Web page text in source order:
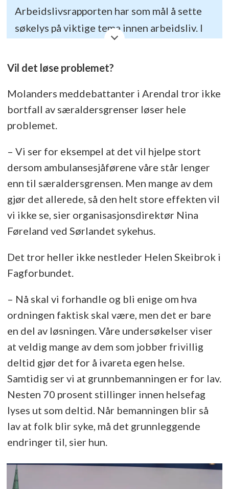
Arbeidslivsrapporten har som mål å sette
søkelys på viktige tema innen arbeidsliv. I
arbeidsglede kan bidra til å holde folk
Les den her
Vil det løse problemet?
Molanders meddebattanter i Arendal tror ikke
bortfall av særaldersgrenser løser hele
problemet.
– Vi ser for eksempel at det vil hjelpe stort
dersom ambulansesjåførene våre står lenger
enn til særaldersgrensen. Men mange av dem
gjør det allerede, så den helt store effekten vil
vi ikke se, sier organisasjonsdirektør Nina
Føreland ved Sørlandet sykehus.
Det tror heller ikke nestleder Helen Skeibrok i
Fagforbundet.
– Nå skal vi forhandle og bli enige om hva
ordningen faktisk skal være, men det er bare
en del av løsningen. Våre undersøkelser viser
at veldig mange av dem som jobber frivillig
deltid gjør det for å ivareta egen helse.
Samtidig ser vi at grunnbemanningen er for lav.
Nesten 70 prosent stillinger innen helsefag
lyses ut som deltid. Når bemanningen blir så
lav at folk blir syke, må det grunnleggende
endringer til, sier hun.